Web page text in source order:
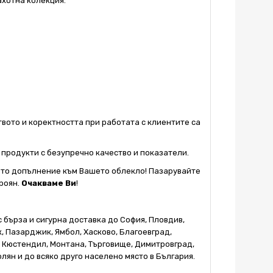
и коректността при работата с клиентите са
с безупречно качество и показатели.
допълнение към Вашето облекло! Пазарувайте
Очакваме Ви!
и сигурна доставка до София, Пловдив,
Пазарджик, Ямбол, Хасково, Благоевград,
Монтана, Търговище, Димитровград,
и до всяко друго населено място в България.